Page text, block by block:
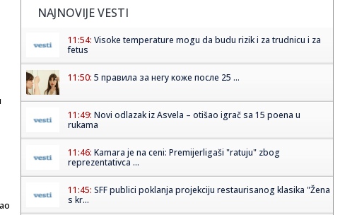
NAJNOVIJE VESTI
11:54: Visoke temperature mogu da budu rizik i za trudnicu i za
fetus
11:50: 5 правила за негу коже после 25 ...
11:49: Novi odlazak iz Asvela – otišao igrač sa 15 poena u
rukama
11:46: Kamara je na ceni: Premijerligaši "ratuju" zbog
reprezentativca ...
11:45: SFF publici poklanja projekciju restaurisanog klasika "Žena
s kr...